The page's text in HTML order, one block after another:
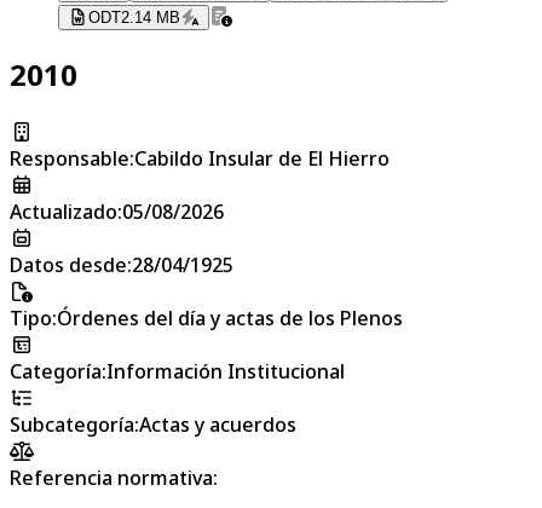
ODT2.14 MB
2010
Responsable:Cabildo Insular de El Hierro
Actualizado:05/08/2026
Datos desde:28/04/1925
Tipo:Órdenes del día y actas de los Plenos
Categoría:Información Institucional
Subcategoría:Actas y acuerdos
Referencia normativa: